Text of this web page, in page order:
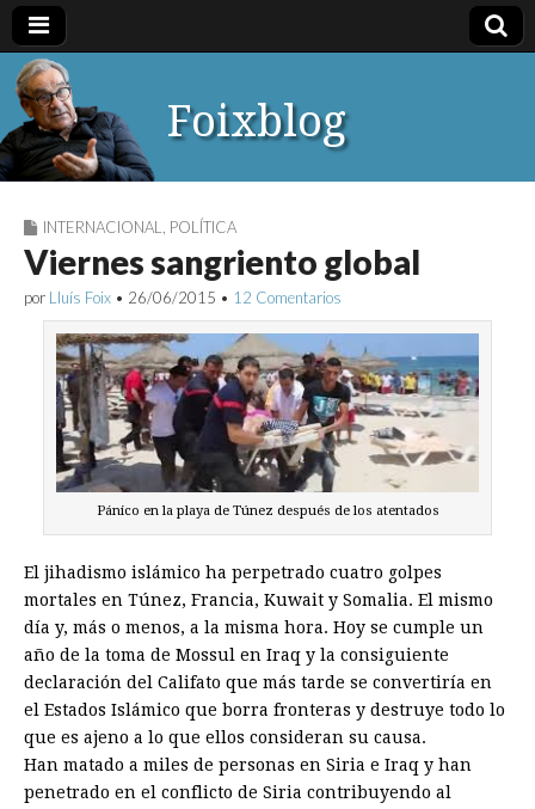
Foixblog
INTERNACIONAL POLÍTICA
Viernes sangriento global
por Lluís Foix • 26/06/2015 • 12 Comentarios
Pánico en la playa de Túnez después de los atentados
El jihadismo islámico ha perpetrado cuatro golpes
mortales en Túnez, Francia, Kuwait y Somalia. El mismo
día y, más o menos, a la misma hora. Hoy se cumple un
año de la toma de Mossul en Iraq y la consiguiente
declaración del Califato que más tarde se convertiría en
el Estados Islámico que borra fronteras y destruye todo lo
que es ajeno a lo que ellos consideran su causa.
Han matado a miles de personas en Siria e Iraq y han
penetrado en el conflicto de Siria contribuyendo al